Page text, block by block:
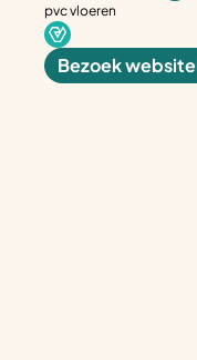
pvc vloeren
Bezoek website